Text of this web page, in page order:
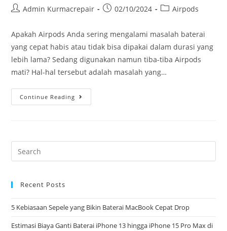
Admin Kurmacrepair 02/10/2024 Airpods
Apakah Airpods Anda sering mengalami masalah baterai
yang cepat habis atau tidak bisa dipakai dalam durasi yang
lebih lama? Sedang digunakan namun tiba-tiba Airpods
mati? Hal-hal tersebut adalah masalah yang…
Continue Reading
Recent Posts
5 Kebiasaan Sepele yang Bikin Baterai MacBook Cepat Drop
Estimasi Biaya Ganti Baterai iPhone 13 hingga iPhone 15 Pro Max di